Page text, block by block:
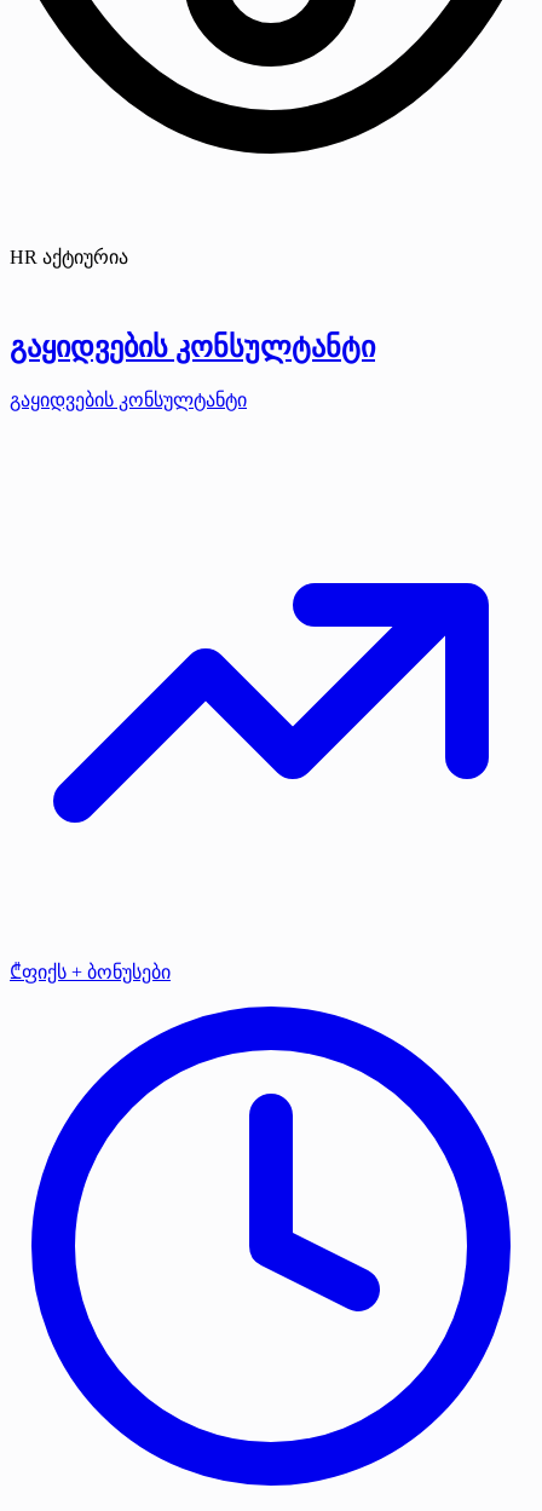
HR აქტიურია
გაყიდვების კონსულტანტი
გაყიდვების კონსულტანტი
₾ფიქს + ბონუსები